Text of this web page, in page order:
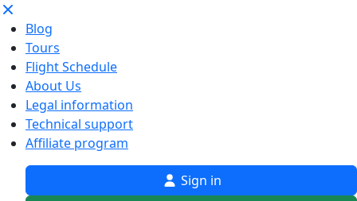
Blog
Tours
Flight Schedule
About Us
Legal information
Technical support
Affiliate program
Sign in